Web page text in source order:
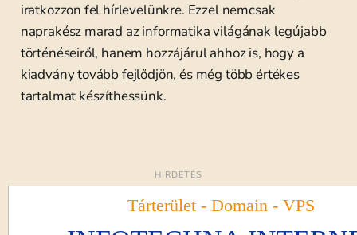
iratkozzon fel hírlevelünkre. Ezzel nemcsak
naprakész marad az informatika világának legújabb
történéseiről, hanem hozzájárul ahhoz is, hogy a
kiadvány tovább fejlődjön, és még több értékes
tartalmat készíthessünk.
HIRDETÉS